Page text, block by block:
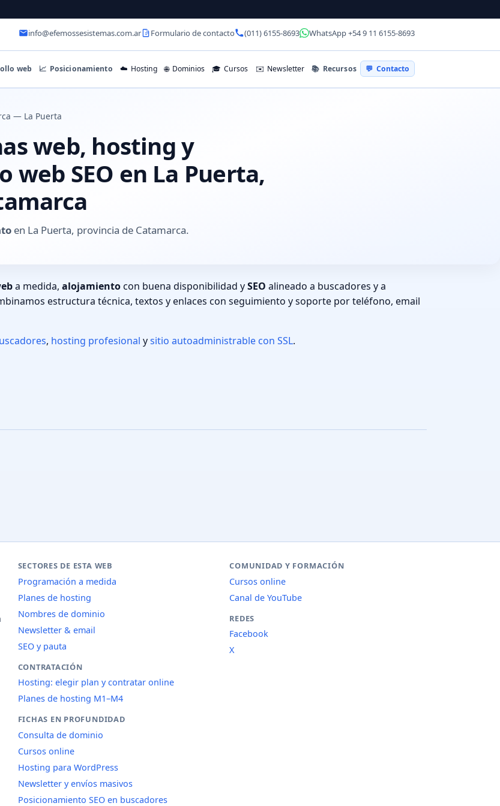
info@efemossesistemas.com.ar Formulario de contacto (011) 6155-8693 WhatsApp +54 9 11 6155-8693
web 📈 Posicionamiento ☁️ Hosting 🌐 Dominios 🎓 Cursos ✉️ Newsletter 📚 Recursos 💬 Contacto
— La Puerta
web, hosting y
SEO en La Puerta,
en La Puerta, provincia de Catamarca.
a medida, alojamientocon buena disponibilidad ySEO alineado a buscadores y a
estructura técnica, textos y enlaces con seguimiento y soporte por teléfono, email
, hosting profesional ysitio autoadministrable con SSL.
SECTORES DE ESTA WEB
Programación a medida
Planes de hosting
Nombres de dominio
Newsletter & email
SEO y pauta
CONTRATACIÓN
Hosting: elegir plan y contratar online
Planes de hosting M1–M4
FICHAS EN PROFUNDIDAD
Consulta de dominio
Cursos online
Hosting para WordPress
Newsletter y envíos masivos
Posicionamiento SEO en buscadores
COMUNIDAD Y FORMACIÓN
Cursos online
Canal de YouTube
REDES
Facebook
X